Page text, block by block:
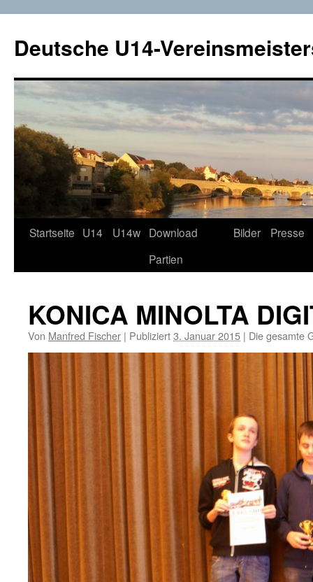
Deutsche U14-
Zum
Startseite U14 U14w Download
Partien
Bilder Presse
KONICA MINOLTA
Von Manfred Fischer | Publiziert3. Januar 2015 | Die gesamte